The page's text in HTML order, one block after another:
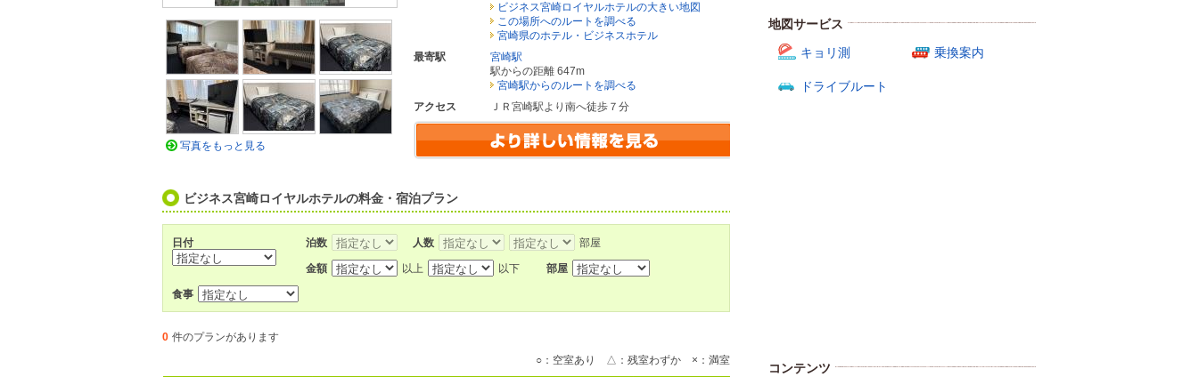
ビジネス宮崎ロイヤルホテルの大きい地図
この場所へのルートを調べる
宮崎県のホテル・ビジネスホテル
最寄駅
宮崎駅
駅からの距離 647m
宮崎駅からのルートを調べる
アクセス
ＪＲ宮崎駅より南へ徒歩７分
写真をもっと見る
ビジネス宮崎ロイヤルホテルの料金・宿泊プラン
日付 泊数 人数 部屋
金額 以上 以下 部屋
食事
0 件のプランがあります
○：空室あり △：残室わずか ×：満室
地図サービス
キョリ測
乗換案内
ドライブルート
コンテンツ